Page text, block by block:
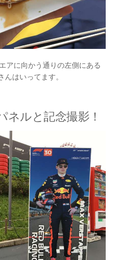
アに向かう通りの左側にある
はいってます。
ネルと記念撮影！